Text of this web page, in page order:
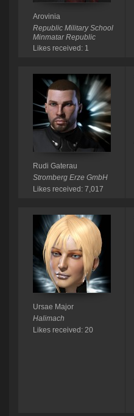
Arovinia
Republic Military School
Minmatar Republic
Likes received: 1
Rudi Gaterau
Stromberg Erze GmbH
Likes received: 7,017
Ursae Major
Halimach
Likes received: 20